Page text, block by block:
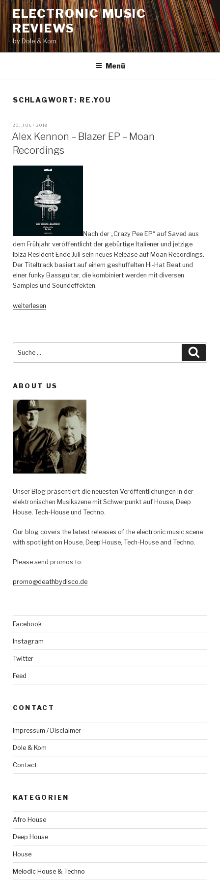
Zum
Inhalt
springen
ELECTRONIC MUSIC
REVIEWS
by Dole & Kom
Menü
SCHLAGWORT: RE.YOU
VERÖFFENTLICHT
20. JULI 2018
Alex Kennon – Blazer EP – Moan
Recordings
Nach der „Crazy Pee EP“ auf Saved aus
dem Frühjahr veröffentlicht der gebürtige Italiener und jetzige
Ibiza Resident Ende Juli sein neues Release auf Moan Recordings.
Der Titeltrack basiert auf einem geshuffelten Hi-Hat Beat und
einer funky Bassguitar, die kombiniert werden mit diversen
Samples und Soundeffekten.
„Alex
weiterlesen
ABOUT US
Unser Blog präsentiert die neuesten Veröffentlichungen in der
elektronischen Musikszene mit Schwerpunkt auf House, Deep
House, Tech-House und Techno.
Our blog covers the latest releases of the electronic music scene
with spotlight on House, Deep House, Tech-House and Techno.
Please send promos to:
promo@deathbydisco.de
Facebook
Instagram
Twitter
Feed
CONTACT
Impressum / Disclaimer
Dole & Kom
Contact
KATEGORIEN
Afro House
Deep House
House
Melodic House & Techno